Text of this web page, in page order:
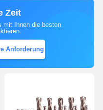
Zeit
mit Ihnen die besten
Anforderung